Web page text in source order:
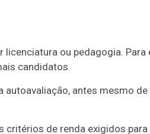
licenciatura ou pedagogia. Para
candidatos.
autoavaliação, antes mesmo
de renda exigidos para